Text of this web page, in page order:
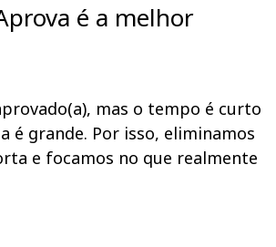
é a melhor
mas o tempo é curto
é grande. Por isso, eliminamos
e focamos no que realmente